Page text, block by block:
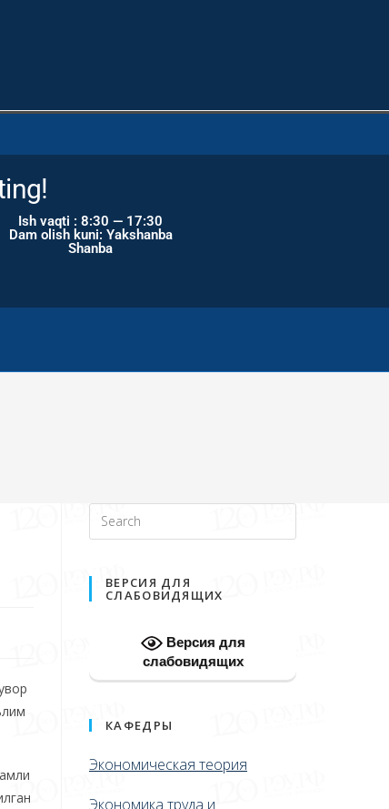
Ish vaqti : 8:30 — 17:30
Dam olish kuni: Yakshanba
Shanba
ВЕРСИЯ ДЛЯ
СЛАБОВИДЯЩИХ
Версия для
слабовидящих
КАФЕДРЫ
Экономическая теория
Экономика труда и